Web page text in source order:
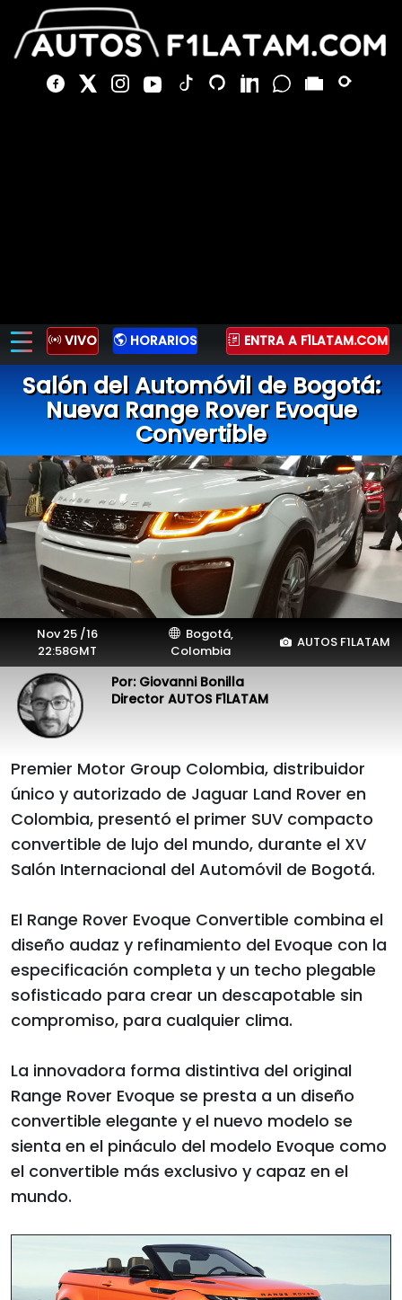
VIVO HORARIOS ENTRA A F1LATAM.COM
Salón del Automóvil de Bogotá:
Nueva Range Rover Evoque
Convertible
Nov 25 /16
22:58GMT
Bogotá,
Colombia
AUTOS F1LATAM
Por: Giovanni Bonilla
Director AUTOS F1LATAM
Premier Motor Group Colombia, distribuidor
único y autorizado de Jaguar Land Rover en
Colombia, presentó el primer SUV compacto
convertible de lujo del mundo, durante el XV
Salón Internacional del Automóvil de Bogotá.
El Range Rover Evoque Convertible combina el
diseño audaz y refinamiento del Evoque con la
especificación completa y un techo plegable
sofisticado para crear un descapotable sin
compromiso, para cualquier clima.
La innovadora forma distintiva del original
Range Rover Evoque se presta a un diseño
convertible elegante y el nuevo modelo se
sienta en el pináculo del modelo Evoque como
el convertible más exclusivo y capaz en el
mundo.